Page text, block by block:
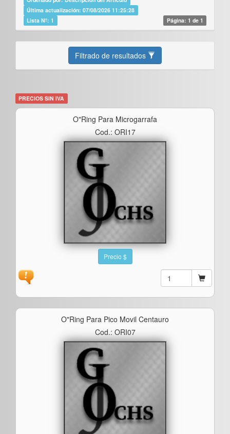
Última actualización: 07/08/2026 11:25:28
Lista Nº: 1
Página: 1 de 1
Filtrado de resultados
PRECIOS SIN IVA
O"ring Para Microgarrafa
Cod.: ORI17
Precio $
O"ring Para Pico Movil Centauro
Cod.: ORI07